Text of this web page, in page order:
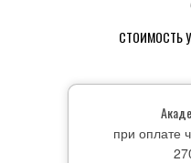
СТОИМОСТЬ
при оплате